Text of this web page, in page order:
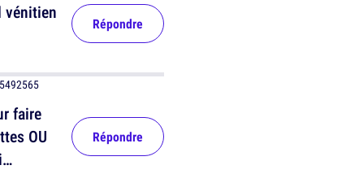
vénitien
Répondre
faire
OU
Répondre